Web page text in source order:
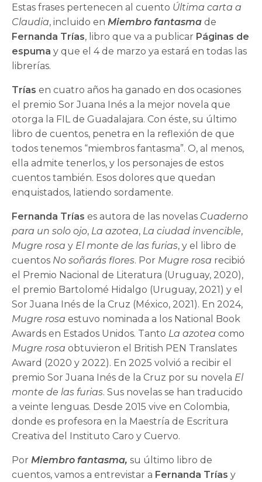
Estas frases pertenecen al cuento Última carta a
Claudia, incluido en Miembro fantasma de
Fernanda Trías, libro que va a publicar Páginas de
espuma y que el 4 de marzo ya estará en todas las
librerías.
Trías en cuatro años ha ganado en dos ocasiones
el premio Sor Juana Inés a la mejor novela que
otorga la FIL de Guadalajara. Con éste, su último
libro de cuentos, penetra en la reflexión de que
todos tenemos “miembros fantasma”. O, al menos,
ella admite tenerlos, y los personajes de estos
cuentos también. Esos dolores que quedan
enquistados, latiendo sordamente.
Fernanda Trías es autora de las novelas Cuaderno
para un solo ojo, La azotea, La ciudad invencible,
Mugre rosa y El monte de las furias, y el libro de
cuentos No soñarás flores. Por Mugre rosa recibió
el Premio Nacional de Literatura (Uruguay, 2020),
el premio Bartolomé Hidalgo (Uruguay, 2021) y el
Sor Juana Inés de la Cruz (México, 2021). En 2024,
Mugre rosa estuvo nominada a los National Book
Awards en Estados Unidos. Tanto La azotea como
Mugre rosa obtuvieron el British PEN Translates
Award (2020 y 2022). En 2025 volvió a recibir el
premio Sor Juana Inés de la Cruz por su novela El
monte de las furias. Sus novelas se han traducido
a veinte lenguas. Desde 2015 vive en Colombia,
donde es profesora en la Maestría de Escritura
Creativa del Instituto Caro y Cuervo.
Por Miembro fantasma, su último libro de
cuentos, vamos a entrevistar a Fernanda Trías y